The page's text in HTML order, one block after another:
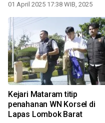
01 April 2025 17:38 WIB, 2025
Kejari Mataram titip
penahanan WN Korsel di
Lapas Lombok Barat